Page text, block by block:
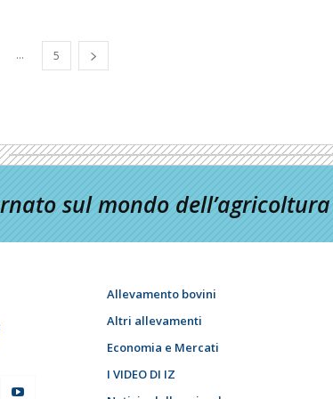
... 5
sul mondo dell’agricoltura
Allevamento bovini
Altri allevamenti
Economia e Mercati
I VIDEO DI IZ